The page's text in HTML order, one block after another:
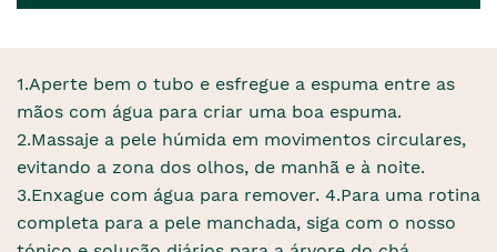
1.Aperte bem o tubo e esfregue a espuma entre as
mãos com água para criar uma boa espuma.
2.Massaje a pele húmida em movimentos circulares,
evitando a zona dos olhos, de manhã e à noite.
3.Enxague com água para remover. 4.Para uma rotina
completa para a pele manchada, siga com o nosso